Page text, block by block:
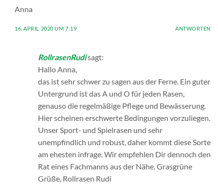
Anna
16. APRIL 2020 UM 7:19 ANTWORTEN
RollrasenRudisagt:
Hallo Anna,
das ist sehr schwer zu sagen aus der Ferne. Ein guter
Untergrund ist das A und O für jeden Rasen,
genauso die regelmäßige Pflege und Bewässerung.
Hier scheinen erschwerte Bedingungen vorzuliegen.
Unser Sport- und Spielrasen und sehr
unempfindlich und robust, daher kommt diese Sorte
am ehesten infrage. Wir empfehlen Dir dennoch den
Rat eines Fachmanns aus der Nähe. Grasgrüne
Grüße, Rollrasen Rudi